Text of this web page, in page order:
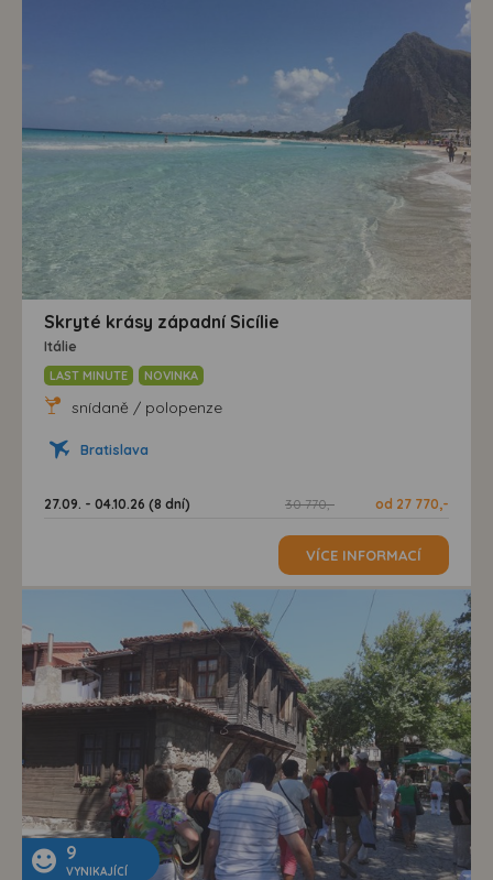
Skryté krásy západní Sicílie
Itálie
LAST MINUTE NOVINKA
snídaně / polopenze
Bratislava
27.09. - 04.10.26 (8 dní) 30 770,- od 27 770,-
VÍCE INFORMACÍ
9
VYNIKAJÍCÍ